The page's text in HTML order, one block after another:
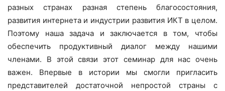
разных странах разная степень благосостояния,
развития интернета и индустрии развития ИКТ в целом.
Поэтому наша задача и заключается в том, чтобы
обеспечить продуктивный диалог между нашими
членами. В этой связи этот семинар для нас очень
важен. Впервые в истории мы смогли пригласить
представителей достаточной непростой страны с